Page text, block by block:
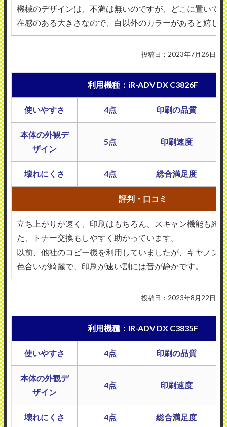
機械のデザインは、不満は無いのですが、どこに置いて
在感のある大きさなので、白以外のカラーがあると嬉し
投稿日：2023年7月26日
利用機種：iR-ADV DX C3826F
使いやすさ 4点 印刷の品質
本体の外観デ
ザイン
5点 印刷速度
壊れにくさ 4点 総合満足度
評判・口コミ
立ち上がりが速く、印刷はもちろん、スキャン機能も綺
た、トナー交換もしやすく助かっています。
以前、他社のコピー機を利用していましたが、キヤノン
色合いが綺麗で、印刷が速い割には音が静かです。
投稿日：2023年8月22日
利用機種：iR-ADV DX C3835F
使いやすさ 4点 印刷の品質
本体の外観デ
ザイン
4点 印刷速度
壊れにくさ 4点 総合満足度